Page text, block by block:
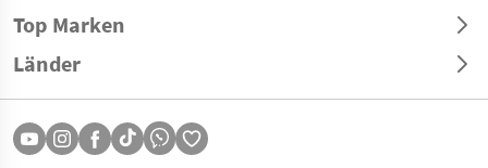
Top Marken
Länder